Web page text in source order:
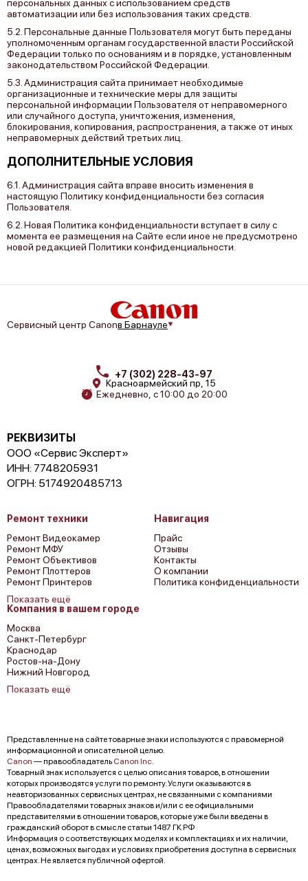
персональных данных с использованием средств
автоматизации или без использования таких средств.
5.2. Персональные данные Пользователя могут быть переданы
уполномоченным органам государственной власти Российской
Федерации только по основаниям и в порядке, установленным
законодательством Российской Федерации.
5.3. Администрация сайта принимает необходимые
организационные и технические меры для защиты
персональной информации Пользователя от неправомерного
или случайного доступа, уничтожения, изменения,
блокирования, копирования, распространения, а также от иных
неправомерных действий третьих лиц.
ДОПОЛНИТЕЛЬНЫЕ УСЛОВИЯ
6.1. Администрация сайта вправе вносить изменения в
настоящую Политику конфиденциальности без согласия
Пользователя.
6.2. Новая Политика конфиденциальности вступает в силу с
момента ее размещения на Сайте если иное не предусмотрено
новой редакцией Политики конфиденциальности.
Сервисный центр Canonв Барнауле
+7 (302) 228-43-97
Красноармейский пр, 15
Ежедневно, с 10:00 до 20:00
РЕКВИЗИТЫ
ООО «Сервис Эксперт»
ИНН: 7748205931
ОГРН: 5174920485713
Ремонт техники
Ремонт Видеокамер
Ремонт МФУ
Ремонт Объективов
Ремонт Плоттеров
Ремонт Принтеров
Показать ещё
Компания в вашем городе
Москва
Санкт-Петербург
Краснодар
Ростов-на-Дону
Нижний Новгород
Показать ещё
Навигация
Прайс
Отзывы
Контакты
О компании
Политика конфиденциальности
Представленные на сайте товарные знаки используются с правомерной
информационной и описательной целью.
Canon — правообладатель Canon Inc
Товарный знак используется с целью описания товаров, в отношении
которых производятся услуги по ремонту. Услуги оказываются в
неавторизованных сервисных центрах, не связанными с компаниями
Правообладателями товарных знаков и/или с ее официальными
представителями в отношении товаров, которые уже были введены в
гражданский оборот в смысле статьи 1487 ГК РФ
Информация о соответствующих моделях и комплектациях и их наличии,
ценах, возможных выгодах и условиях приобретения доступна в сервисных
центрах. Не является публичной офертой.